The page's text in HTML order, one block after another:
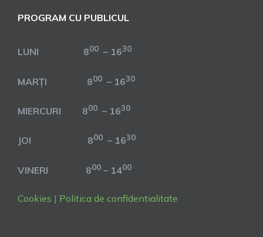
PROGRAM CU PUBLICUL
LUNI 800 – 1630
MARȚI 800 – 1630
MIERCURI 800 – 1630
JOI 800 – 1630
VINERI 800 – 1400
Cookies | Politica de confidentialitate